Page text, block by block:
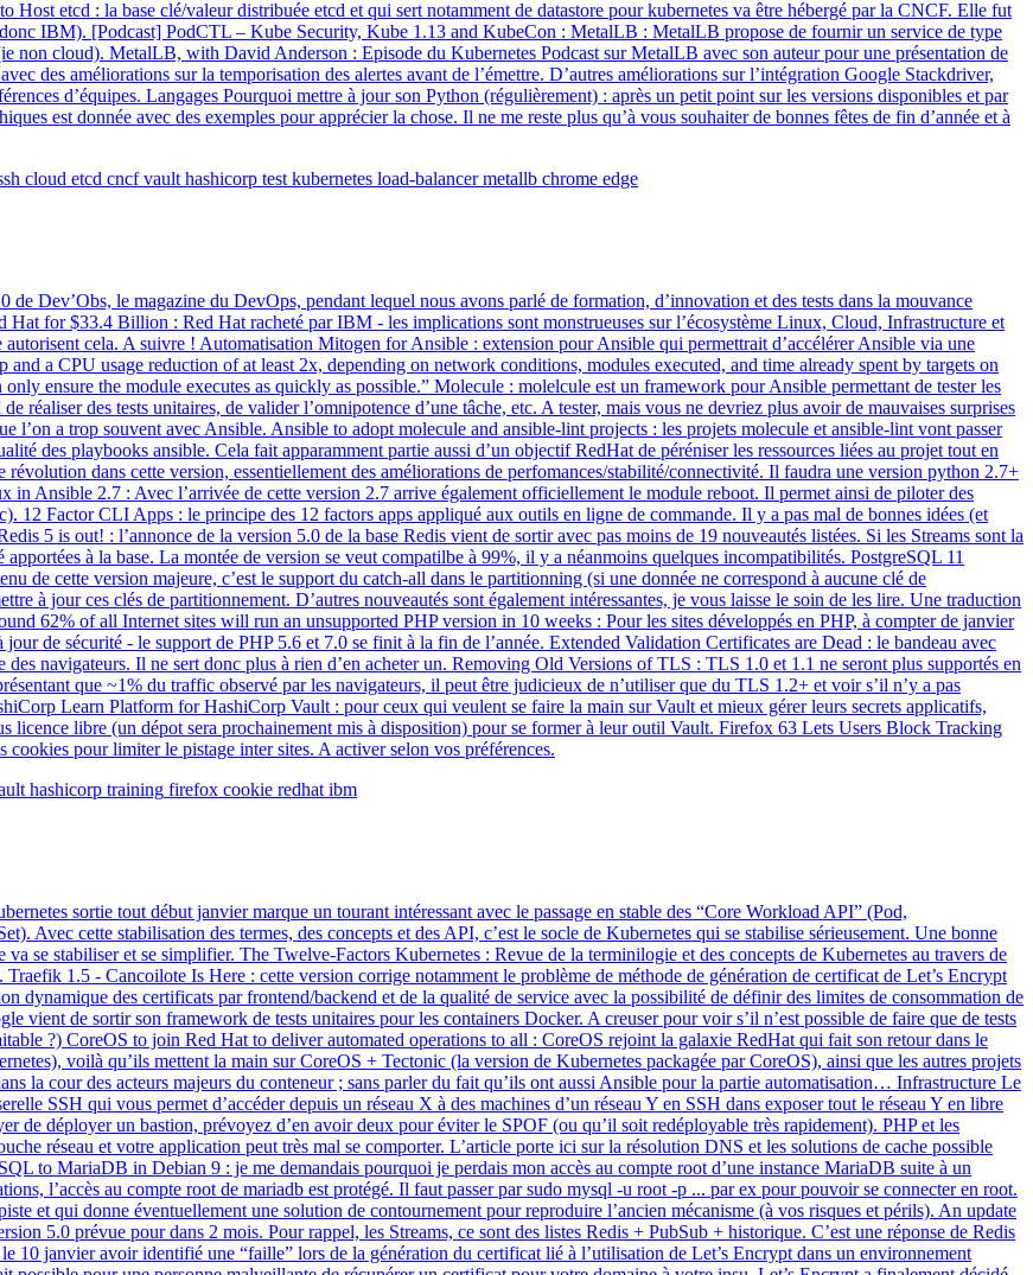
etcd : la base clé/valeur distribuée etcd et qui sert notamment de datastore pour kubernetes va être hébergé par la CNCF. Elle fut
IBM). [Podcast] PodCTL – Kube Security, Kube 1.13 and KubeCon : MetalLB : MetalLB propose de fournir un service de type
non cloud). MetalLB, with David Anderson : Episode du Kubernetes Podcast sur MetalLB avec son auteur pour une présentation de
des améliorations sur la temporisation des alertes avant de l’émettre. D’autres améliorations sur l’intégration Google Stackdriver,
d’équipes. Langages Pourquoi mettre à jour son Python (régulièrement) : après un petit point sur les versions disponibles et par
est donnée avec des exemples pour apprécier la chose. Il ne me reste plus qu’à vous souhaiter de bonnes fêtes de fin d’année et à
cloud etcd cncf vault hashicorp test kubernetes load-balancer metallb chrome edge
de Dev’Obs, le magazine du DevOps, pendant lequel nous avons parlé de formation, d’innovation et des tests dans la mouvance
for $33.4 Billion : Red Hat racheté par IBM - les implications sont monstrueuses sur l’écosystème Linux, Cloud, Infrastructure et
cela. A suivre ! Automatisation Mitogen for Ansible : extension pour Ansible qui permettrait d’accélérer Ansible via une
a CPU usage reduction of at least 2x, depending on network conditions, modules executed, and time already spent by targets on
ensure the module executes as quickly as possible.” Molecule : molelcule est un framework pour Ansible permettant de tester les
réaliser des tests unitaires, de valider l’omnipotence d’une tâche, etc. A tester, mais vous ne devriez plus avoir de mauvaises surprises
l’on a trop souvent avec Ansible. Ansible to adopt molecule and ansible-lint projects : les projets molecule et ansible-lint vont passer
des playbooks ansible. Cela fait apparamment partie aussi d’un objectif RedHat de péréniser les ressources liées au projet tout en
dans cette version, essentiellement des améliorations de perfomances/stabilité/connectivité. Il faudra une version python 2.7+
Ansible 2.7 : Avec l’arrivée de cette version 2.7 arrive également officiellement le module reboot. Il permet ainsi de piloter des
12 Factor CLI Apps : le principe des 12 factors apps appliqué aux outils en ligne de commande. Il y a pas mal de bonnes idées (et
5 is out! : l’annonce de la version 5.0 de la base Redis vient de sortir avec pas moins de 19 nouveautés listées. Si les Streams sont la
à la base. La montée de version se veut compatilbe à 99%, il y a néanmoins quelques incompatibilités. PostgreSQL 11
de cette version majeure, c’est le support du catch-all dans le partitionning (si une donnée ne correspond à aucune clé de
à jour ces clés de partitionnement. D’autres nouveautés sont également intéressantes, je vous laisse le soin de les lire. Une traduction
62% of all Internet sites will run an unsupported PHP version in 10 weeks : Pour les sites développés en PHP, à compter de janvier
de sécurité - le support de PHP 5.6 et 7.0 se finit à la fin de l’année. Extended Validation Certificates are Dead : le bandeau avec
navigateurs. Il ne sert donc plus à rien d’en acheter un. Removing Old Versions of TLS : TLS 1.0 et 1.1 ne seront plus supportés en
que ~1% du traffic observé par les navigateurs, il peut être judicieux de n’utiliser que du TLS 1.2+ et voir s’il n’y a pas
Learn Platform for HashiCorp Vault : pour ceux qui veulent se faire la main sur Vault et mieux gérer leurs secrets applicatifs,
licence libre (un dépot sera prochainement mis à disposition) pour se former à leur outil Vault. Firefox 63 Lets Users Block Tracking
pour limiter le pistage inter sites. A activer selon vos préférences.
hashicorp training firefox cookie redhat ibm
sortie tout début janvier marque un tourant intéressant avec le passage en stable des “Core Workload API” (Pod,
Avec cette stabilisation des termes, des concepts et des API, c’est le socle de Kubernetes qui se stabilise sérieusement. Une bonne
va se stabiliser et se simplifier. The Twelve-Factors Kubernetes : Revue de la terminilogie et des concepts de Kubernetes au travers de
Traefik 1.5 - Cancoilote Is Here : cette version corrige notamment le problème de méthode de génération de certificat de Let’s Encrypt
dynamique des certificats par frontend/backend et de la qualité de service avec la possibilité de définir des limites de consommation de
vient de sortir son framework de tests unitaires pour les containers Docker. A creuser pour voir s’il n’est possible de faire que de tests
?) CoreOS to join Red Hat to deliver automated operations to all : CoreOS rejoint la galaxie RedHat qui fait son retour dans le
voilà qu’ils mettent la main sur CoreOS + Tectonic (la version de Kubernetes packagée par CoreOS), ainsi que les autres projets
la cour des acteurs majeurs du conteneur ; sans parler du fait qu’ils ont aussi Ansible pour la partie automatisation… Infrastructure Le
SSH qui vous permet d’accéder depuis un réseau X à des machines d’un réseau Y en SSH dans exposer tout le réseau Y en libre
de déployer un bastion, prévoyez d’en avoir deux pour éviter le SPOF (ou qu’il soit redéployable très rapidement). PHP et les
réseau et votre application peut très mal se comporter. L’article porte ici sur la résolution DNS et les solutions de cache possible
to MariaDB in Debian 9 : je me demandais pourquoi je perdais mon accès au compte root d’une instance MariaDB suite à un
l’accès au compte root de mariadb est protégé. Il faut passer par sudo mysql -u root -p ... par ex pour pouvoir se connecter en root.
et qui donne éventuellement une solution de contournement pour reproduire l’ancien mécanisme (à vos risques et périls). An update
5.0 prévue pour dans 2 mois. Pour rappel, les Streams, ce sont des listes Redis + PubSub + historique. C’est une réponse de Redis
10 janvier avoir identifié une “faille” lors de la génération du certificat lié à l’utilisation de Let’s Encrypt dans un environnement